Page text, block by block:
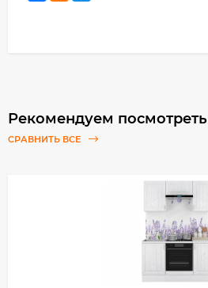
Рекомендуем посмотреть
СРАВНИТЬ ВСЕ